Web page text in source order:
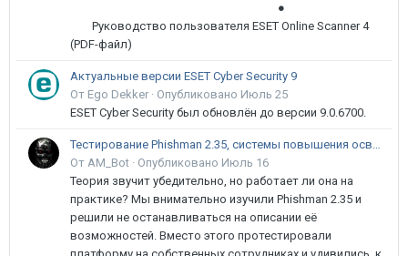
●
Руководство пользователя ESET Online Scanner 4
(PDF-файл)
Актуальные версии ESET Cyber Security 9
От Ego Dekker · Опубликовано Июль 25
ESET Cyber Security был обновлён до версии 9.0.6700.
Тестирование Phishman 2.35, системы повышения осведомлённости пользователей в сфере ИБ
От AM_Bot · Опубликовано Июль 16
Теория звучит убедительно, но работает ли она на
практике? Мы внимательно изучили Phishman 2.35 и
решили не останавливаться на описании её
возможностей. Вместо этого протестировали